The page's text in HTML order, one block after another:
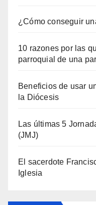
¿Cómo conseguir
10 razones por las
parroquial de una
Beneficios de usar
la Diócesis
Las últimas 5
(JMJ)
El sacerdote
Iglesia